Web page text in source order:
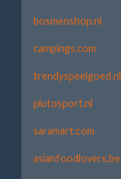
bosmenshop.nl
campings.com
trendyspeelgoed.nl
plutosport.nl
saramart.com
asianfoodlovers.be